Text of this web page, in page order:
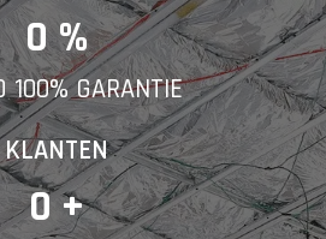
0 %
100% GARANTIE
KLANTEN
0 +